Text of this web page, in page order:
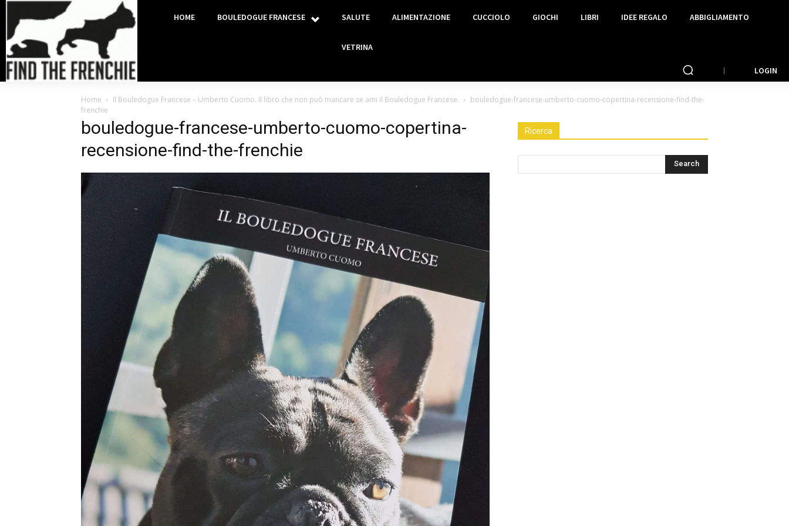
HOME BOULEDOGUE FRANCESE SALUTE ALIMENTAZIONE CUCCIOLO GIOCHI LIBRI IDEE REGALO ABBIGLIAMENTO
VETRINA
LOGIN
Home Il Bouledogue Francese – Umberto Cuomo. Il libro che non può mancare se ami il Bouledogue Francese.
bouledogue-francese-umberto-cuomo-copertina-recensione-find-the-
frenchie
bouledogue-francese-umberto-cuomo-copertina-
recensione-find-the-frenchie
Ricerca